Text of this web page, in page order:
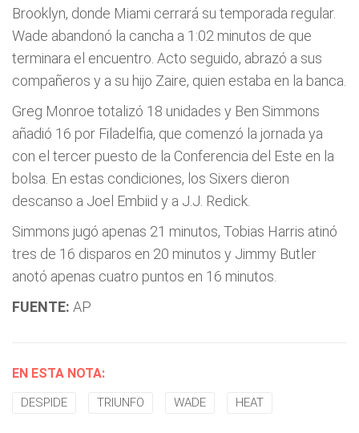
Brooklyn, donde Miami cerrará su temporada regular.
Wade abandonó la cancha a 1:02 minutos de que
terminara el encuentro. Acto seguido, abrazó a sus
compañeros y a su hijo Zaire, quien estaba en la banca.
Greg Monroe totalizó 18 unidades y Ben Simmons
añadió 16 por Filadelfia, que comenzó la jornada ya
con el tercer puesto de la Conferencia del Este en la
bolsa. En estas condiciones, los Sixers dieron
descanso a Joel Embiid y a J.J. Redick.
Simmons jugó apenas 21 minutos, Tobias Harris atinó
tres de 16 disparos en 20 minutos y Jimmy Butler
anotó apenas cuatro puntos en 16 minutos.
FUENTE: AP
EN ESTA NOTA:
DESPIDE TRIUNFO WADE HEAT